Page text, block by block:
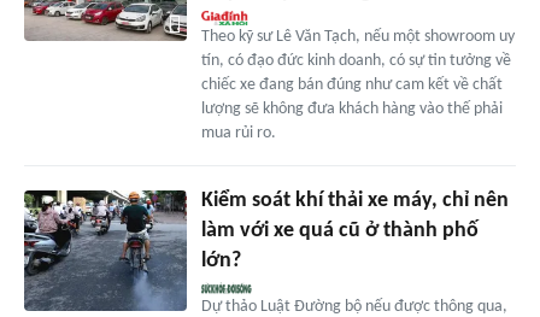
Theo kỹ sư Lê Văn Tạch, nếu một showroom uy
tín, có đạo đức kinh doanh, có sự tin tưởng về
chiếc xe đang bán đúng như cam kết về chất
lượng sẽ không đưa khách hàng vào thế phải
mua rủi ro.
Kiểm soát khí thải xe máy, chỉ nên
làm với xe quá cũ ở thành phố
lớn?
Dự thảo Luật Đường bộ nếu được thông qua,